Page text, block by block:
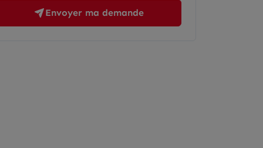
Envoyer ma demande